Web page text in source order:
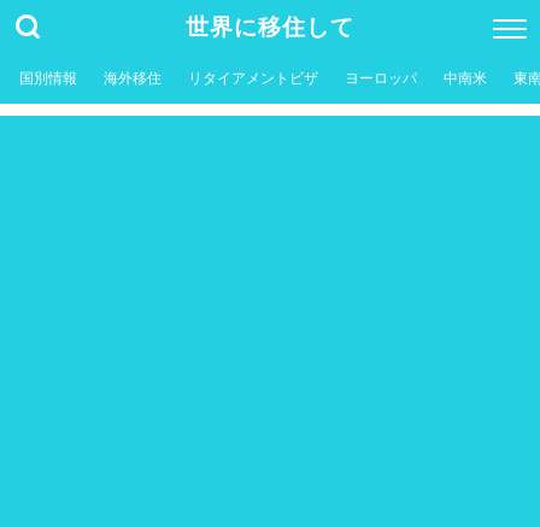
世界に移住して
国別情報 海外移住 リタイアメントビザ ヨーロッパ 中南米 東